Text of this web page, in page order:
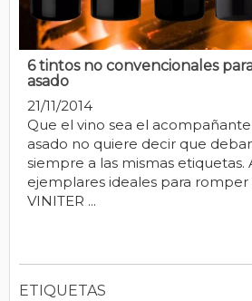
6 tintos no convencionales
asado
21/11/2014
Que el vino sea el
asado no quiere decir que
siempre a las mismas etiquetas.
ejemplares ideales para romper
VINITER ...
ETIQUETAS